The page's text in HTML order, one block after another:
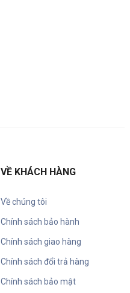
VỀ KHÁCH HÀNG
Về chúng tôi
Chính sách bảo hành
Chính sách giao hàng
Chính sách đổi trả hàng
Chính sách bảo mật